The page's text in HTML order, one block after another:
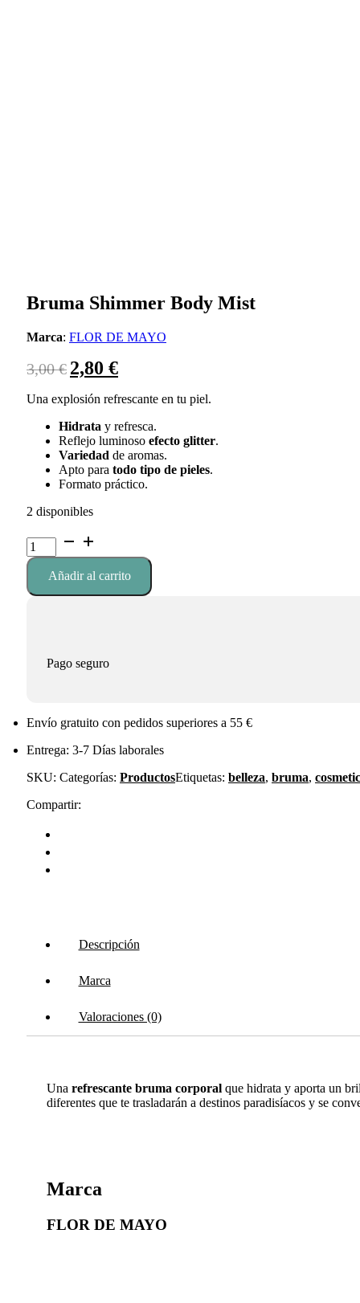
Bruma Shimmer Body Mist
Marca: FLOR DE MAYO
3,00€ El
precio
original
era:
3,00 €.
2,80 €El
precio
actual
es:
2,80 €.
Una explosión refrescante en tu piel.
Hidrata y refresca.
Reflejo luminoso efecto glitter.
Variedad de aromas.
Apto para todo tipo de pieles.
Formato práctico.
2 disponibles
Bruma
Shimmer
Body
cantidad
Añadir al carrito
Pago seguro
Envío gratuito con pedidos superiores a 55 €
Entrega: 3-7 Días laborales
SKU: Categorías: ProductosEtiquetas: belleza, bruma,
Compartir:
Descripción
Marca
Valoraciones (0)
Una refrescante bruma corporalque hidrata y aporta un
diferentes que te trasladarán a destinos paradisíacos y se
Marca
FLOR DE MAYO